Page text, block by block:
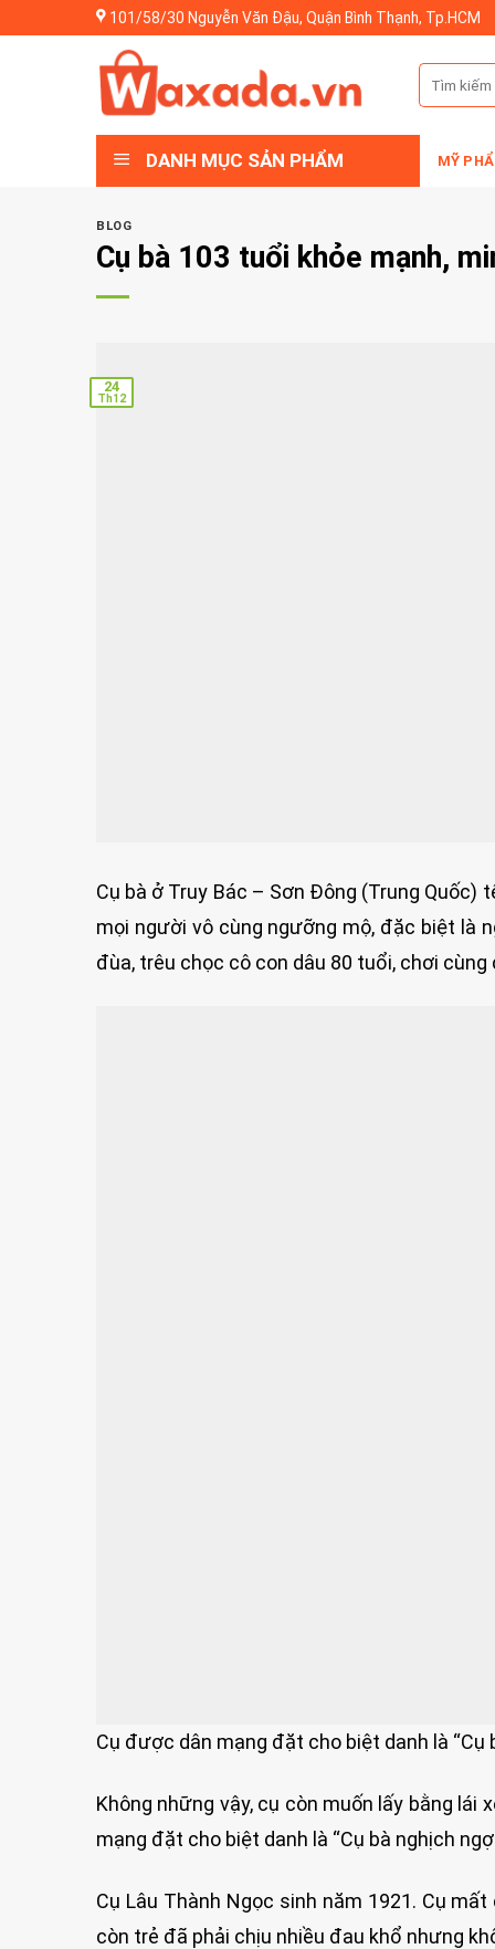
to
101/58/30 Nguyễn Văn Đậu, Quận Bình Thạnh, Tp.HCM
Tìm
kiếm:
DANH MỤC SẢN PHẨM MỸ
BLOG
Cụ bà 103 tuổi khỏe mạnh,
24
Th12
Cụ bà ở Truy Bác – Sơn Đông (Trung Quốc)
mọi người vô cùng ngưỡng mộ, đặc biệt là
đùa, trêu chọc cô con dâu 80 tuổi, chơi cùng
Cụ được dân mạng đặt cho biệt danh là “Cụ
Không những vậy, cụ còn muốn lấy bằng
mạng đặt cho biệt danh là “Cụ bà nghịch
Cụ Lâu Thành Ngọc sinh năm 1921. Cụ
còn trẻ đã phải chịu nhiều đau khổ nhưng